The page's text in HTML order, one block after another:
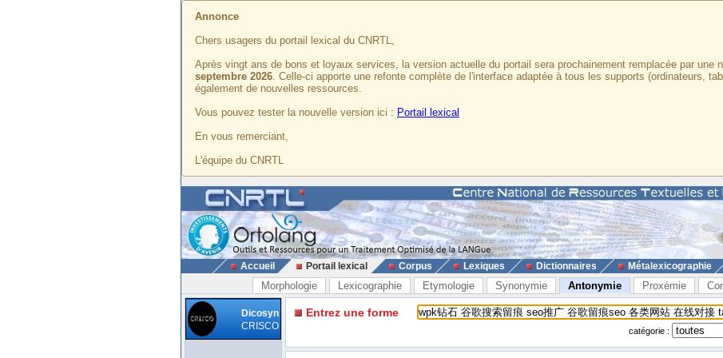
Annonce
Chers usagers du portail lexical du CNRTL,
Après vingt ans de bons et loyaux services, la version actuelle du portail sera prochainement remplacée par une
septembre 2026. Celle-ci apporte une refonte complète de l'interface adaptée à tous les supports (ordinateurs,
également de nouvelles ressources.
Vous pouvez tester la nouvelle version ici : Portail lexical
En vous remerciant,
L'équipe du CNRTL
Accueil Portail lexical Corpus Lexiques Dictionnaires Métalexicographie
Morphologie Lexicographie Etymologie Synonymie Antonymie Proxémie
Dicosyn
CRISCO
Entrez une forme
catégorie :